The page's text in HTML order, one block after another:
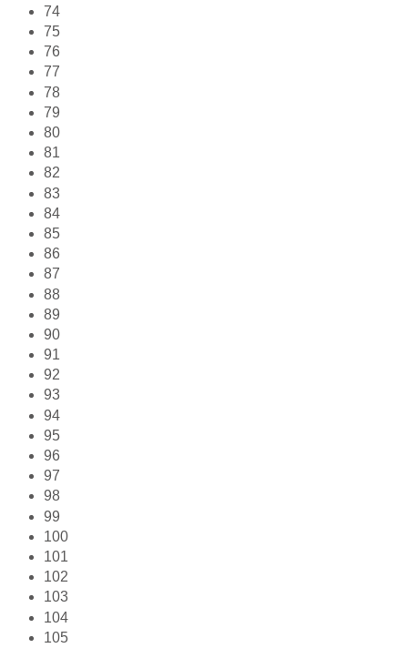
74
75
76
77
78
79
80
81
82
83
84
85
86
87
88
89
90
91
92
93
94
95
96
97
98
99
100
101
102
103
104
105